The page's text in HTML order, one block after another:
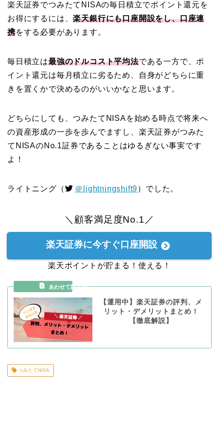
楽天証券でつみたてNISAの毎日積立でポイント還元を
お得にするには、楽天銀行にも口座開設をし、口座連
携をする必要があります。
毎日積立は最強のドルコスト平均法である一方で、ポ
イント還元は毎月積立に劣るため、自身がどちらに重
きを置くかで決めるのがいいかなと思います。
どちらにしても、つみたてNISAを始める時点で将来へ
の資産形成の一歩を歩んでますし、楽天証券がつみた
てNISAのNo.1証券であることはゆるぎない事実です
よ！
ライトニング（ ＠lightningshift9）でした。
＼顧客満足度No.1／
楽天証券に今すぐ口座開設
楽天ポイントが貯まる！使える！
【運用中】楽天証券の評判、メ
リット・デメリットまとめ！
【徹底解説】
つみたてNISA